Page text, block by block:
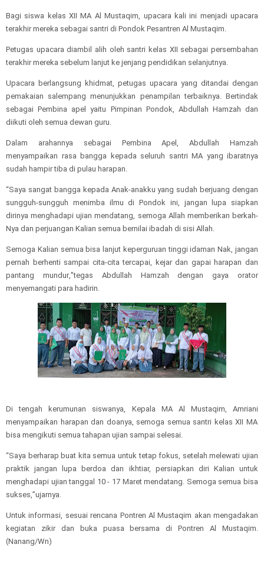
Bagi siswa kelas XII MA Al Mustaqim, upacara kali ini menjadi upacara
terakhir mereka sebagai santri di Pondok Pesantren Al Mustaqim.
Petugas upacara diambil alih oleh santri kelas XII sebagai persembahan
terakhir mereka sebelum lanjut ke jenjang pendidikan selanjutnya.
Upacara berlangsung khidmat, petugas upacara yang ditandai dengan
pemakaian salempangmenunjukkan penampilan terbaiknya.Bertindak
sebagai Pembina apel yaitu Pimpinan Pondok, Abdullah Hamzah dan
diikuti oleh semua dewan guru.
Dalam arahannya sebagai PembinaApel, AbdullahHamzah
menyampaikan rasa bangga kepada seluruh santri MA yang ibaratnya
sudah hampir tiba di pulau harapan.
“Saya sangat bangga kepada Anak-anakkuyang sudah berjuang dengan
sungguh-sungguh menimba ilmu di Pondok ini, jangan lupa siapkan
dirinya menghadapi ujian mendatang, semoga All a h memberikan berkah-
Nya dan perjuangan Kalian semua bernilai ibadah di sisi Allah.
Semoga Kalian semua bisa lanjut keperguruan tinggi idaman Nak, jangan
pernah berhenti sampai cita-cita tercapai, kejar dan gapai harapan dan
pantang mundur,”tegas Abdullah Hamzah dengan gaya orator
menyemangati para hadirin.
Di tengah kerumunan siswanya, Kepala MA Al Mustaqim, Amriani
menyampaikan harapan dan doanya, semoga semua santri kelas XII MA
bisa mengikuti semua tahapan ujian sampai selesai.
“Saya berharap buat kita semua untuk tetap fokus, setelah melewati ujian
praktik jangan lupa berdoa dan ikhtiar, persiapkan diri Kalian untuk
menghadapi ujian tanggal 10 - 17 Maret mendatang. Semoga semua bisa
sukses,”ujarnya.
Untuk informasi, sesuai rencana Pontren Al Mustaqim akan mengadakan
kegiatan zikir dan buka puasa bersama di Pontren Al Mustaqim.
(Nanang/Wn)